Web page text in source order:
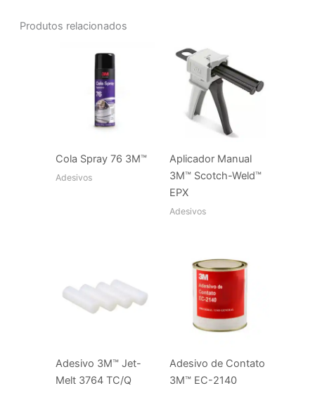
Produtos relacionados
Cola Spray 76 3M™
Adesivos
Aplicador Manual
3M™ Scotch-Weld™
EPX
Adesivos
Adesivo 3M™ Jet-
Melt 3764 TC/Q
Adesivo de Contato
3M™ EC-2140